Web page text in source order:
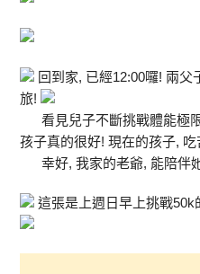
回到家, 已經12:00囉! 兩父
旅!
看見兒子不斷挑戰體能極
孩子真的很好! 現在的孩子, 吃
幸好, 我家的老爺, 能陪伴
這張是上週日早上挑戰50k